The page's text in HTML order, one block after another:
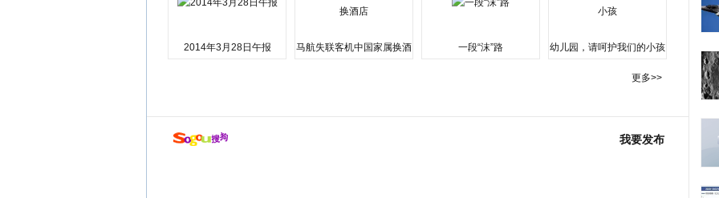
2014年3月28日午报
马航失联客机中国家属换酒
一段“沫”路 幼儿园，请呵护我们的小孩
更多>>
我要发布